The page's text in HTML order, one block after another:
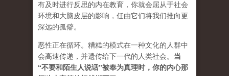
有及时进行反思的内在教育，你就会屈从于社会
环境和大脑皮层的影响，任由它们将我们推向更
深远的孤僻。
恶性正在循环。糟糕的模式在一种文化的人群中
会高速传递，并遗传给下一代的人类社会。 当
“不要和陌生人说话”被奉为真理时，你的内心那